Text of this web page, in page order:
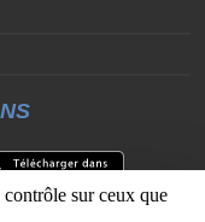
sur ceux que